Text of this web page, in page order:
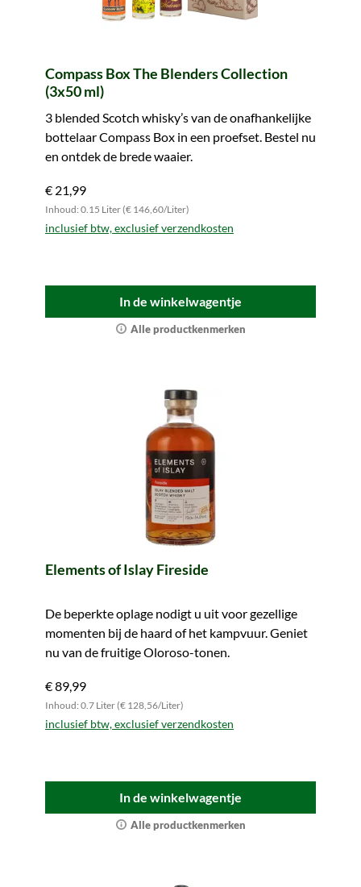
Compass Box The Blenders Collection
(3x50 ml)
3 blended Scotch whisky’s van de onafhankelijke
bottelaar Compass Box in een proefset. Bestel nu
en ontdek de brede waaier.
€ 21,99
Inhoud: 0.15 Liter (€ 146,60/Liter)
inclusief btw, exclusief verzendkosten
In de winkelwagentje
Alle productkenmerken
Elements of Islay Fireside
De beperkte oplage nodigt u uit voor gezellige
momenten bij de haard of het kampvuur. Geniet
nu van de fruitige Oloroso-tonen.
€ 89,99
Inhoud: 0.7 Liter (€ 128,56/Liter)
inclusief btw, exclusief verzendkosten
In de winkelwagentje
Alle productkenmerken